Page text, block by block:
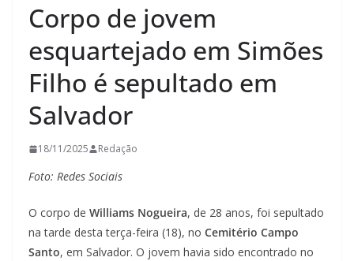
Corpo de jovem
esquartejado em Simões
Filho é sepultado em
Salvador
18/11/2025 Redação
Foto: Redes Sociais
O corpo de Williams Nogueira, de 28 anos, foi sepultado
na tarde desta terça-feira (18), no Cemitério Campo
Santo, em Salvador. O jovem havia sido encontrado no